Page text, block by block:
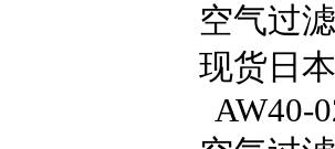
空气过
现货日
AW40-